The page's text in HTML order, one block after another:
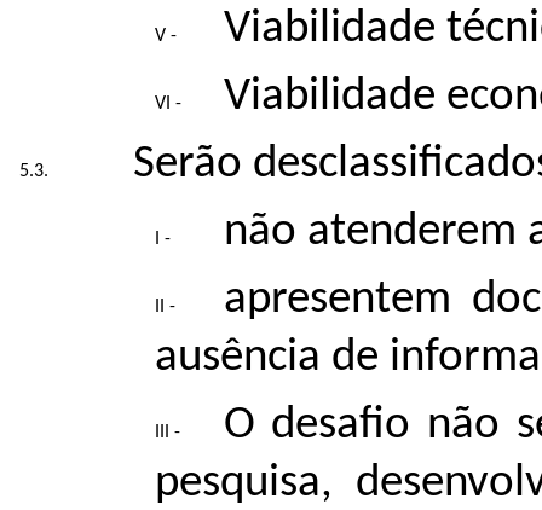
Viabilidade
Viabilidade
Serão
não atenderem
apresentem
ausência de
O desafio não
pesquisa,